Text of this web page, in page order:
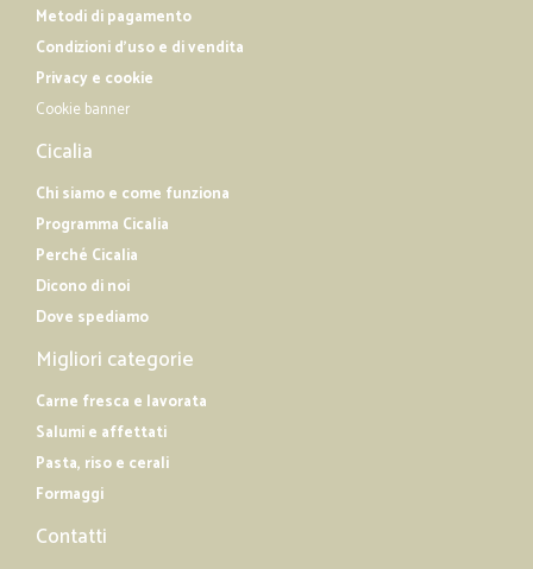
Metodi di pagamento
Condizioni d'uso e di vendita
Privacy e cookie
Cookie banner
Cicalia
Chi siamo e come funziona
Programma Cicalia
Perché Cicalia
Dicono di noi
Dove spediamo
Migliori categorie
Carne fresca e lavorata
Salumi e affettati
Pasta, riso e cerali
Formaggi
Contatti